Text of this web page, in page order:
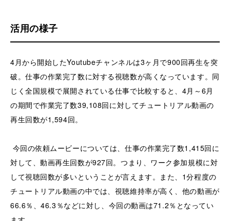
活用の様子
4月から開始したYoutubeチャンネルは3ヶ月で900回再生を突
破。仕事の作業完了数に対する視聴数が高くなっています。同
じく全国規模で展開されている仕事で比較すると、4月～6月
の期間で作業完了数39,108回に対してチュートリアル動画の
再生回数が1,594回。
今回の依頼ムービーについては、仕事の作業完了数1,415回に
対して、動画再生回数が927回。つまり、ワーク参加規模に対
して視聴回数が多いということが言えます。また、1分程度の
チュートリアル動画の中では、視聴維持率が高く、他の動画が
66.6％、46.3％などに対し、今回の動画は71.2％となってい